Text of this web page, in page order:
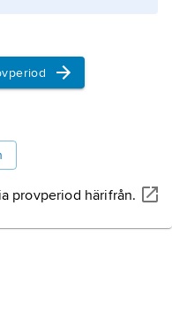
provperiod härifrån.